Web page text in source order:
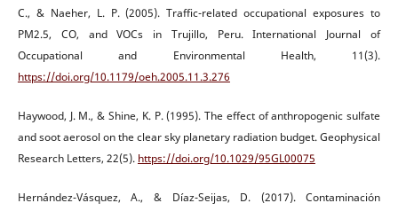
C., & Naeher, L. P. (2005). Traffic-related occupational exposures to
PM2.5, CO, and VOCs in Trujillo, Peru. International Journal of
Occupational and Environmental Health, 11(3).
https://doi.org/10.1179/oeh.2005.11.3.276
Haywood, J. M., & Shine, K. P. (1995). The effect of anthropogenic sulfate
and soot aerosol on the clear sky planetary radiation budget. Geophysical
Research Letters, 22(5). https://doi.org/10.1029/95GL00075
Hernández-Vásquez, A., & Díaz-Seijas, D. (2017). Contaminación